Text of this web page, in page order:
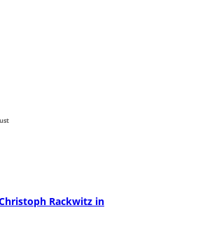
Rackwitz in